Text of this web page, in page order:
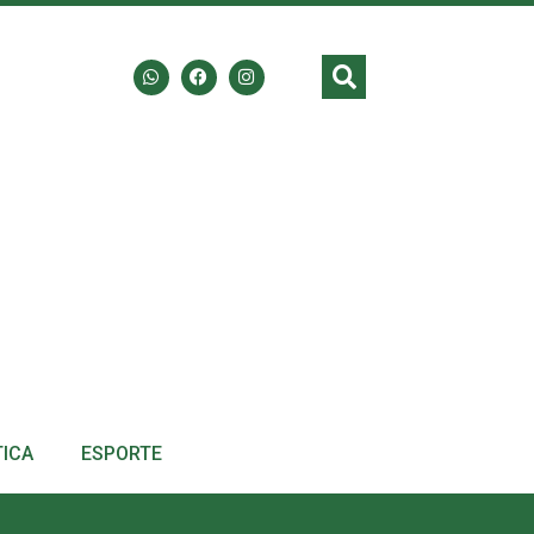
ESPORTE